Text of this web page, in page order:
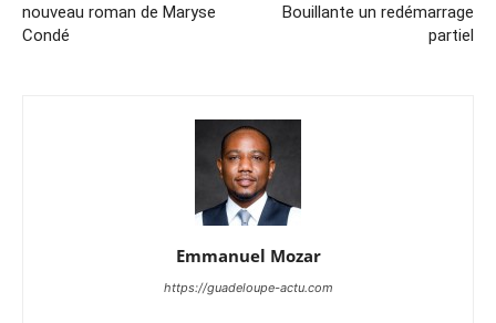
nouveau roman de Maryse
Condé
Bouillante un redémarrage
partiel
Emmanuel Mozar
https://guadeloupe-actu.com